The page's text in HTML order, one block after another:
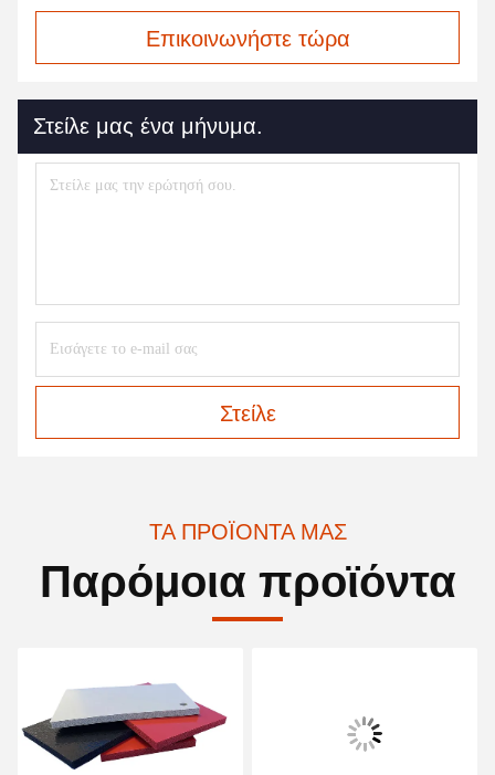
Επικοινωνήστε τώρα
Στείλε μας ένα μήνυμα.
Στείλε
ΤΑ ΠΡΟΪΌΝΤΑ ΜΑΣ
Παρόμοια προϊόντα